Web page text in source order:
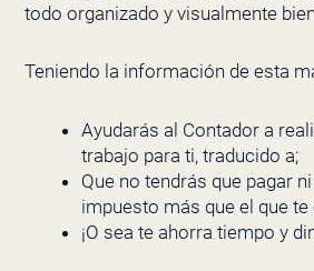
todo organizado y visualmente
Teniendo la información de esta
Ayudarás al Contador a
trabajo para ti, traducido a;
Que no tendrás que pagar
impuesto más que el que
¡O sea te ahorra tiempo y